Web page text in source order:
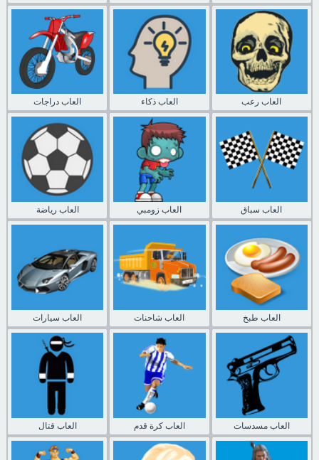
العاب دراجات العاب ذكاء العاب رعب
العاب رياضة العاب زومبي العاب سباق
العاب سيارات العاب شاحنات العاب طبخ
العاب قتال العاب كرة قدم العاب مسدسات